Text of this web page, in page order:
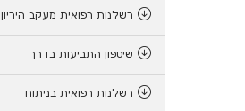
רשלנות רפואית מעקב היריון
שיטפון התביעות בדרך
רשלנות רפואית בניתוח